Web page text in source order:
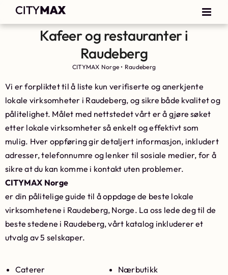
Kafeer og restauranter i
Raudeberg
CITYMAX Norge • Raudeberg
Vi er forpliktet til å liste kun verifiserte og anerkjente
lokale virksomheter i Raudeberg, og sikre både kvalitet og
pålitelighet. Målet med nettstedet vårt er å gjøre søket
etter lokale virksomheter så enkelt og effektivt som
mulig. Hver oppføring gir detaljert informasjon, inkludert
adresser, telefonnumre og lenker til sosiale medier, for å
sikre at du kan komme i kontakt uten problemer.
CITYMAX Norge
er din pålitelige guide til å oppdage de beste lokale
virksomhetene i Raudeberg, Norge. La oss lede deg til de
beste stedene i Raudeberg, vårt katalog inkluderer et
utvalg av 5 selskaper.
Caterer
Nærbutikk